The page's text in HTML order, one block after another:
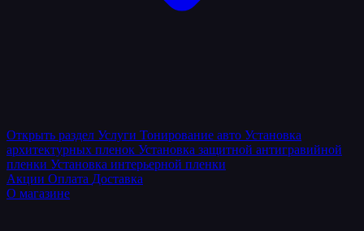
Открыть раздел Услуги Тонирование авто Установка
архитектурных пленок Установка защитной антигравийной
пленки Установка интерьерной пленки
Акции Оплата Доставка
О магазине